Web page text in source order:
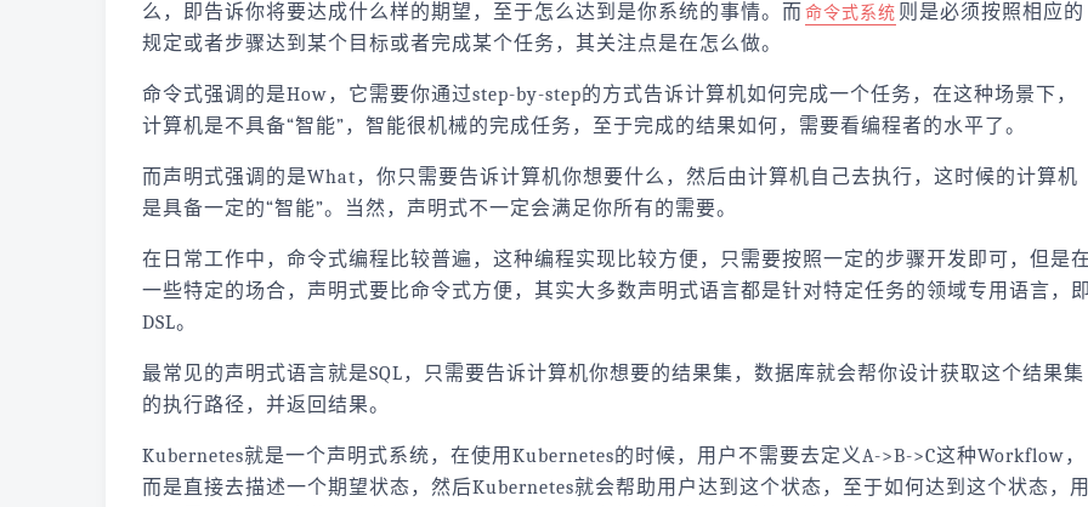
么，即告诉你将要达成什么样的期望，至于怎么达到是你系统的事情。而 命令式系统 则是必须按照相应的
规定或者步骤达到某个目标或者完成某个任务，其关注点是在怎么做。
命令式强调的是How，它需要你通过step-by-step的方式告诉计算机如何完成一个任务，在这种场景下，
计算机是不具备“智能”，智能很机械的完成任务，至于完成的结果如何，需要看编程者的水平了。
而声明式强调的是What，你只需要告诉计算机你想要什么，然后由计算机自己去执行，这时候的计算机
是具备一定的“智能”。当然，声明式不一定会满足你所有的需要。
在日常工作中，命令式编程比较普遍，这种编程实现比较方便，只需要按照一定的步骤开发即可，但是
一些特定的场合，声明式要比命令式方便，其实大多数声明式语言都是针对特定任务的领域专用语言，
DSL。
最常见的声明式语言就是SQL，只需要告诉计算机你想要的结果集，数据库就会帮你设计获取这个结果集
的执行路径，并返回结果。
Kubernetes就是一个声明式系统，在使用Kubernetes的时候，用户不需要去定义A->B->C这种Workflow，
而是直接去描述一个期望状态，然后Kubernetes就会帮助用户达到这个状态，至于如何达到这个状态，